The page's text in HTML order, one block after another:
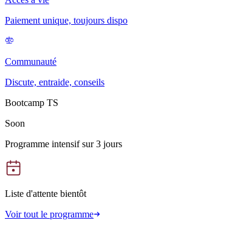
Paiement unique, toujours dispo
Communauté
Discute, entraide, conseils
Bootcamp TS
Soon
Programme intensif sur 3 jours
Liste d'attente bientôt
Voir tout le programme